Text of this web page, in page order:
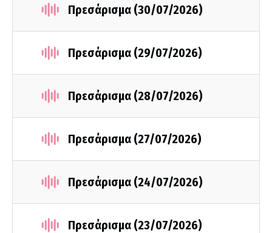
Πρεσάρισμα (30/07/2026)
Πρεσάρισμα (29/07/2026)
Πρεσάρισμα (28/07/2026)
Πρεσάρισμα (27/07/2026)
Πρεσάρισμα (24/07/2026)
Πρεσάρισμα (23/07/2026)